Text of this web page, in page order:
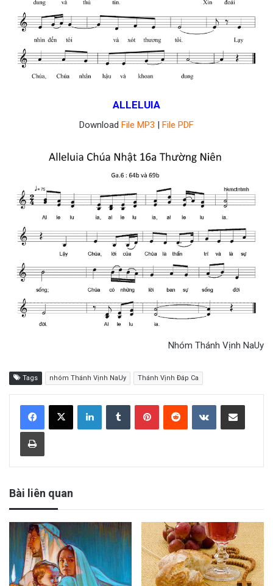
ALLELUIA
Download File MP3 | File PDF
Nhóm Thánh Vịnh NaUy
Tags nhóm Thánh Vịnh NaUy Thánh Vịnh Đáp Ca
Bài liên quan